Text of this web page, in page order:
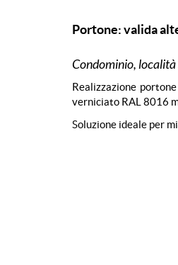
Portone: valida
Condominio,
Realizzazione
verniciato RAL 8016
Soluzione ideale per